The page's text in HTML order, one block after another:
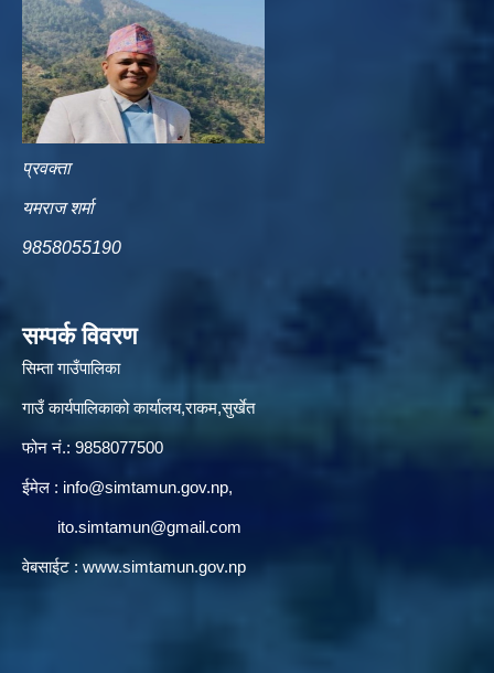
प्रवक्ता
यमराज शर्मा
9858055190
सम्पर्क विवरण
सिम्ता गाउँपालिका
गाउँ कार्यपालिकाको कार्यालय,राकम,सुर्खेत
फोन नं.: 9858077500
ईमेल‌ : info@simtamun.gov.np,
ito.simtamun@gmail.com
वेबसाईट : www.simtamun.gov.np